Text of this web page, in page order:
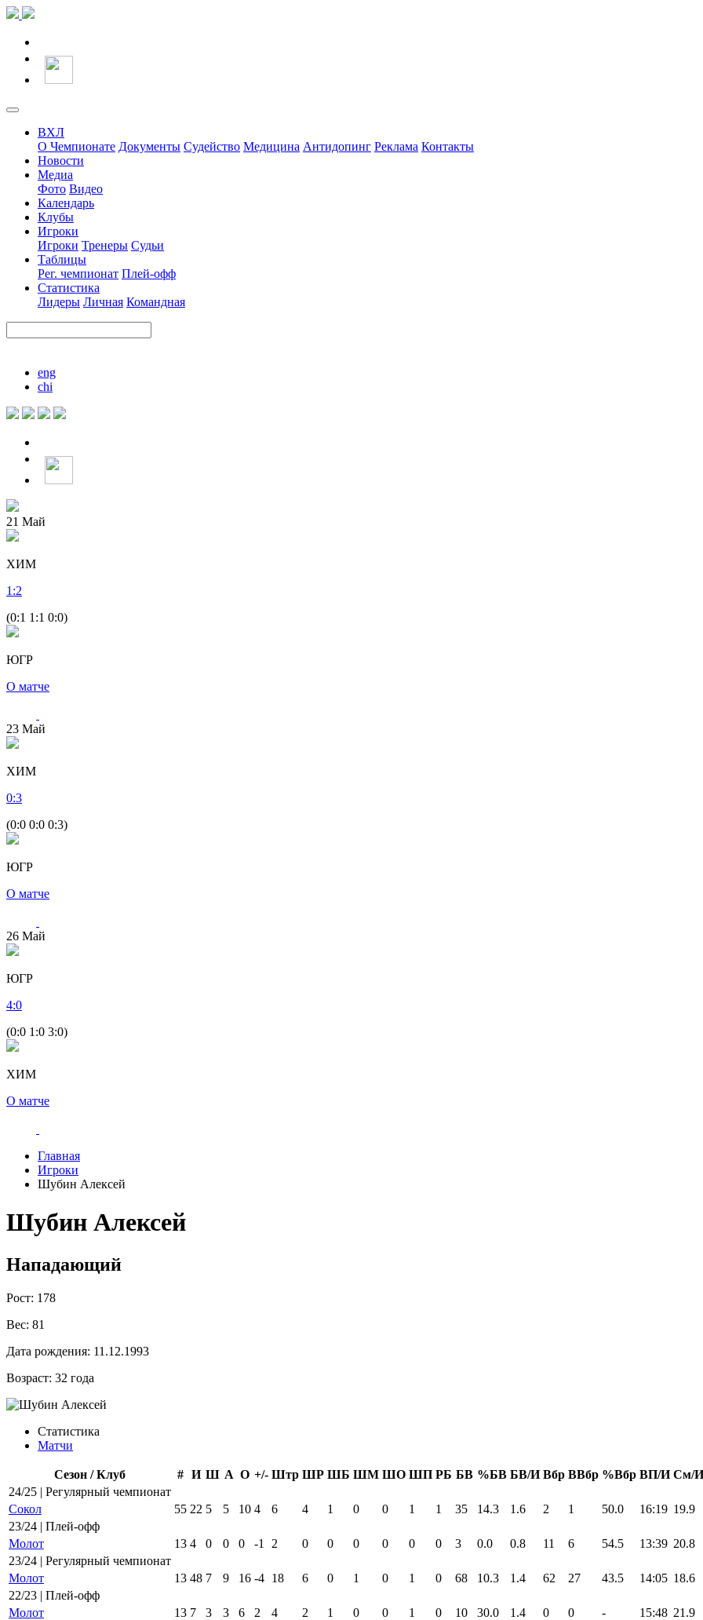
ВХЛ
О Чемпионате Документы Судейство Медицина Антидопинг Реклама Контакты
Новости
Медиа
Фото Видео
Календарь
Клубы
Игроки
Игроки Тренеры Судьи
Таблицы
Рег. чемпионат Плей-офф
Статистика
Лидеры Личная Командная
eng
chi
21 Май
ХИМ
1 :2
(0:1 1:1 0:0)
ЮГР
О матче
23 Май
ХИМ
0:3
(0:0 0:0 0:3)
ЮГР
О матче
26 Май
ЮГР
4:0
(0:0 1:0 3:0)
ХИМ
О матче
Главная
Игроки
Шубин Алексей
Шубин Алексей
Нападающий
Рост: 178
Вес: 81
Дата рождения: 11.12.1993
Возраст: 32 года
Статистика
Матчи
Сезон / Клуб # И Ш А О +/- Штр ШР ШБ ШМ ШО ШП РБ БВ %БВ БВ/И Вбр ВВбр %Вбр ВП/И См/И
24/25 | Регулярный чемпионат
Сокол
55 22 5 5 10 4 6 4 1 0 0 1 1 35 14.3 1.6 2 1 50.0 16:19 19.9
23/24 | Плей-офф
Молот
13 4 0 0 0 -1 2 0 0 0 0 0 0 3 0.0 0.8 11 6 54.5 13:39 20.8
23/24 | Регулярный чемпионат
Молот
13 48 7 9 16 -4 18 6 0 1 0 1 0 68 10.3 1.4 62 27 43.5 14:05 18.6
22/23 | Плей-офф
Молот
13 7 3 3 6 2 4 2 1 0 0 1 0 10 30.0 1.4 0 0 - 15:48 21.9